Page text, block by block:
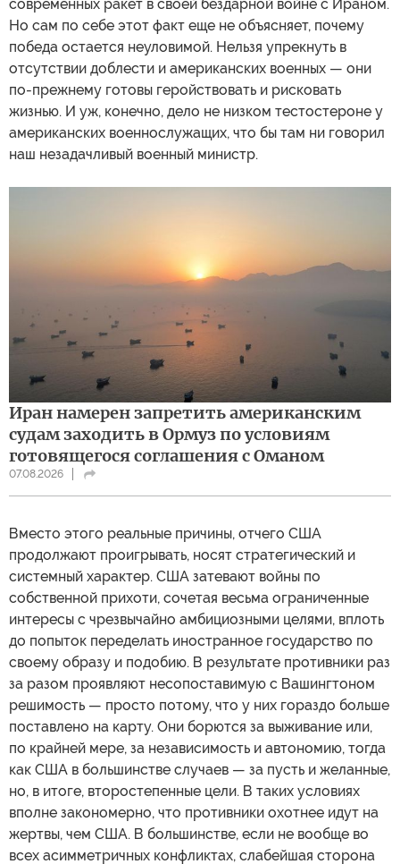
современных ракет в своей бездарной войне с Ираном.
Но сам по себе этот факт еще не объясняет, почему
победа остается неуловимой. Нельзя упрекнуть в
отсутствии доблести и американских военных — они
по-прежнему готовы геройствовать и рисковать
жизнью. И уж, конечно, дело не низком тестостероне у
американских военнослужащих, что бы там ни говорил
наш незадачливый военный министр.
Иран намерен запретить американским
судам заходить в Ормуз по условиям
готовящегося соглашения с Оманом
07.08.2026
Вместо этого реальные причины, отчего США
продолжают проигрывать, носят стратегический и
системный характер. США затевают войны по
собственной прихоти, сочетая весьма ограниченные
интересы с чрезвычайно амбициозными целями, вплоть
до попыток переделать иностранное государство по
своему образу и подобию. В результате противники раз
за разом проявляют несопоставимую с Вашингтоном
решимость — просто потому, что у них гораздо больше
поставлено на карту. Они борются за выживание или,
по крайней мере, за независимость и автономию, тогда
как США в большинстве случаев — за пусть и желанные,
но, в итоге, второстепенные цели. В таких условиях
вполне закономерно, что противники охотнее идут на
жертвы, чем США. В большинстве, если не вообще во
всех асимметричных конфликтах, слабейшая сторона